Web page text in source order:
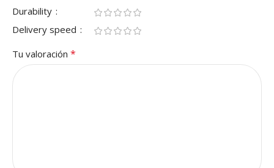
Durability
Delivery speed
Tu valoración *